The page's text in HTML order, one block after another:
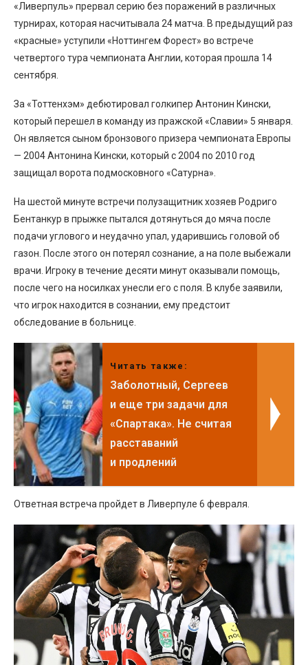
«Ливерпуль» прервал серию без поражений в различных
турнирах, которая насчитывала 24 матча. В предыдущий раз
«красные» уступили «Ноттингем Форест» во встрече
четвертого тура чемпионата Англии, которая прошла 14
сентября.
За «Тоттенхэм» дебютировал голкипер Антонин Кински,
который перешел в команду из пражской «Славии» 5 января.
Он является сыном бронзового призера чемпионата Европы
— 2004 Антонина Кински, который с 2004 по 2010 год
защищал ворота подмосковного «Сатурна».
На шестой минуте встречи полузащитник хозяев Родриго
Бентанкур в прыжке пытался дотянуться до мяча после
подачи углового и неудачно упал, ударившись головой об
газон. После этого он потерял сознание, а на поле выбежали
врачи. Игроку в течение десяти минут оказывали помощь,
после чего на носилках унесли его с поля. В клубе заявили,
что игрок находится в сознании, ему предстоит
обследование в больнице.
Читать также:
Заболотный, Сергеев
и еще три задачи для
«Спартака». Не считая
расставаний
и продлений
Ответная встреча пройдет в Ливерпуле 6 февраля.